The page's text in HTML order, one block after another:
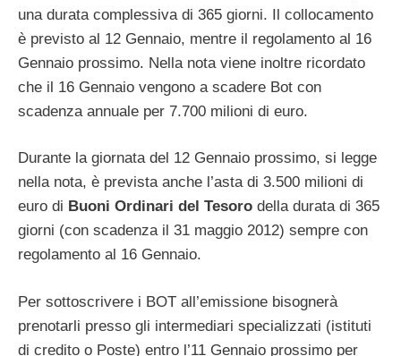
una durata complessiva di 365 giorni. Il collocamento
è previsto al 12 Gennaio, mentre il regolamento al 16
Gennaio prossimo. Nella nota viene inoltre ricordato
che il 16 Gennaio vengono a scadere Bot con
scadenza annuale per 7.700 milioni di euro.
Durante la giornata del 12 Gennaio prossimo, si legge
nella nota, è prevista anche l’asta di 3.500 milioni di
euro di Buoni Ordinari del Tesoro della durata di 365
giorni (con scadenza il 31 maggio 2012) sempre con
regolamento al 16 Gennaio.
Per sottoscrivere i BOT all’emissione bisognerà
prenotarli presso gli intermediari specializzati (istituti
di credito o Poste) entro l’11 Gennaio prossimo per